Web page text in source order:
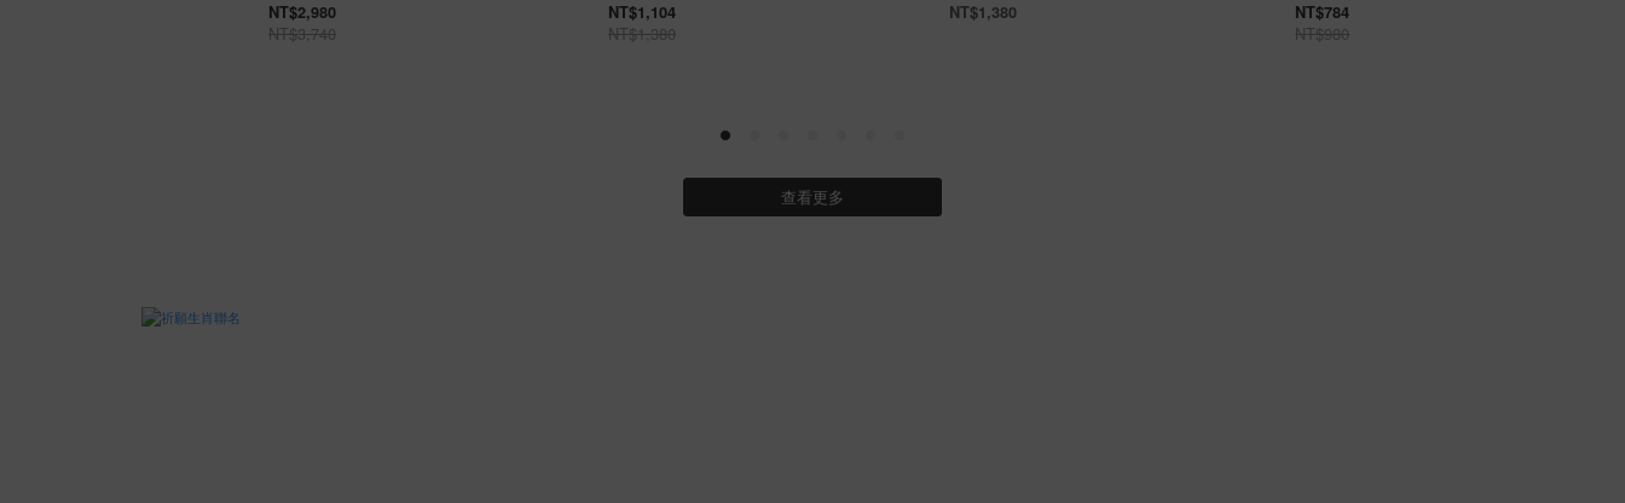
NT$2,980
NT$3,740
NT$1,104
NT$1,380
NT$1,380 NT$784
NT$980
查看更多